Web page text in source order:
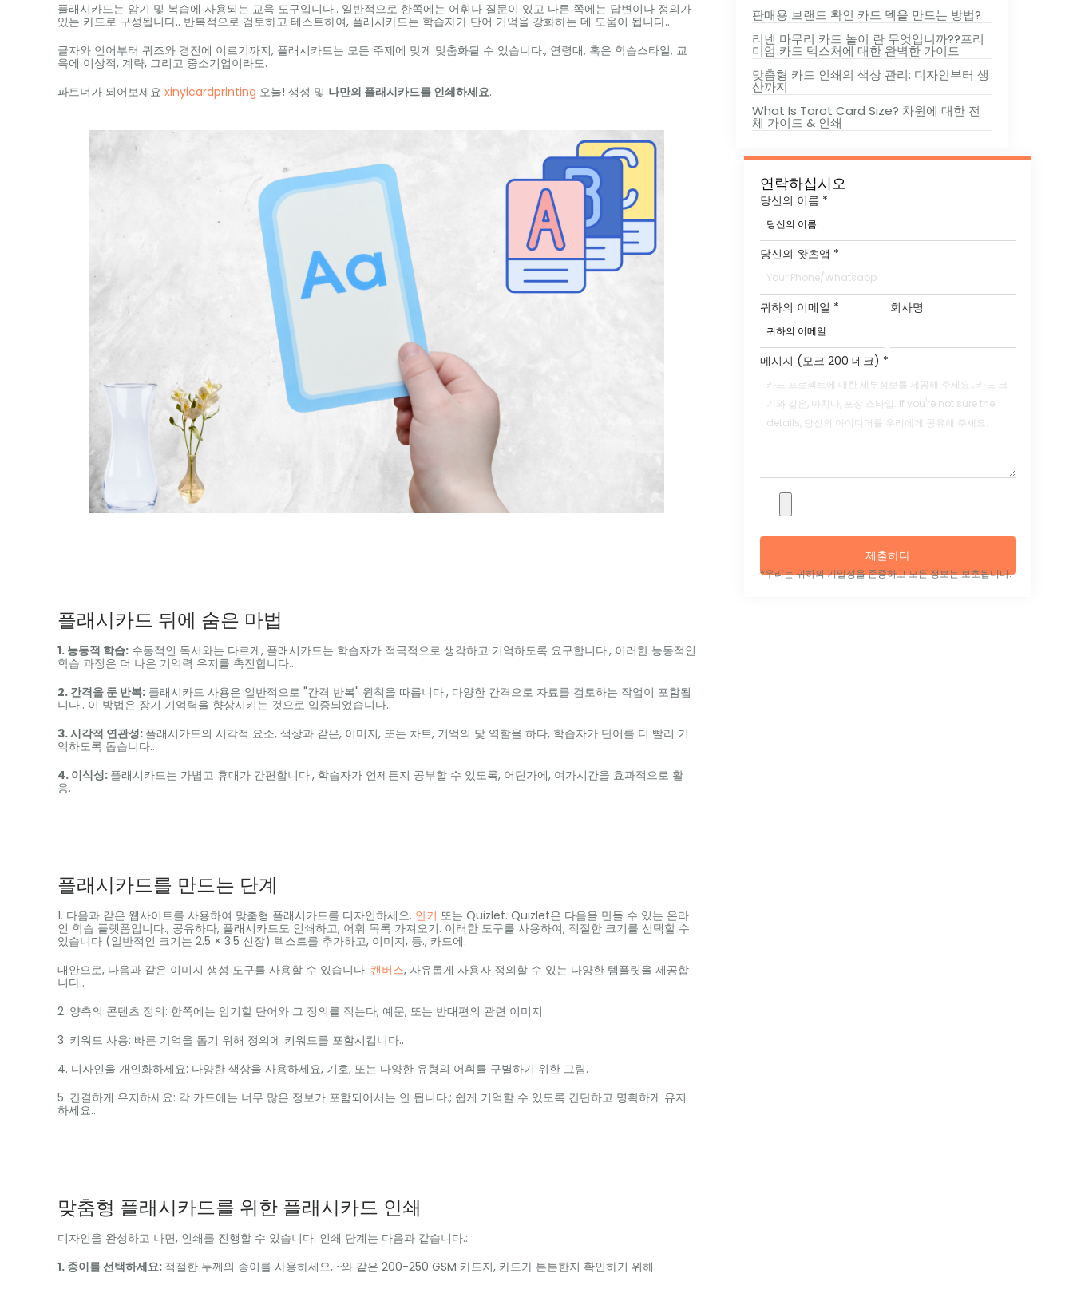
플래시카드는 암기 및 복습에 사용되는 교육 도구입니다.. 일반적으로 한쪽에는 어휘나 질문이 있고 다른 쪽에는 답변이나 정의가
있는 카드로 구성됩니다.. 반복적으로 검토하고 테스트하여, 플래시카드는 학습자가 단어 기억을 강화하는 데 도움이 됩니다..
글자와 언어부터 퀴즈와 경전에 이르기까지, 플래시카드는 모든 주제에 맞게 맞춤화될 수 있습니다., 연령대, 혹은 학습스타일, 교
육에 이상적, 계략, 그리고 중소기업이라도.
파트너가 되어보세요 xinyicardprinting 오늘! 생성 및 나만의 플래시카드를 인쇄하세요.
플래시카드 뒤에 숨은 마법
1. 능동적 학습: 수동적인 독서와는 다르게, 플래시카드는 학습자가 적극적으로 생각하고 기억하도록 요구합니다., 이러한 능동적인
학습 과정은 더 나은 기억력 유지를 촉진합니다..
2. 간격을 둔 반복: 플래시카드 사용은 일반적으로 "간격 반복" 원칙을 따릅니다., 다양한 간격으로 자료를 검토하는 작업이 포함됩
니다.. 이 방법은 장기 기억력을 향상시키는 것으로 입증되었습니다..
3. 시각적 연관성: 플래시카드의 시각적 요소, 색상과 같은, 이미지, 또는 차트, 기억의 닻 역할을 하다, 학습자가 단어를 더 빨리 기
억하도록 돕습니다..
4. 이식성: 플래시카드는 가볍고 휴대가 간편합니다., 학습자가 언제든지 공부할 수 있도록, 어딘가에, 여가시간을 효과적으로 활
용.
플래시카드를 만드는 단계
1. 다음과 같은 웹사이트를 사용하여 맞춤형 플래시카드를 디자인하세요. 안키 또는 Quizlet. Quizlet은 다음을 만들 수 있는 온라
인 학습 플랫폼입니다., 공유하다, 플래시카드도 인쇄하고, 어휘 목록 가져오기. 이러한 도구를 사용하여, 적절한 크기를 선택할 수
있습니다 (일반적인 크기는 2.5 × 3.5 신장) 텍스트를 추가하고, 이미지, 등., 카드에.
대안으로, 다음과 같은 이미지 생성 도구를 사용할 수 있습니다. 캔버스, 자유롭게 사용자 정의할 수 있는 다양한 템플릿을 제공합
니다..
2. 양측의 콘텐츠 정의: 한쪽에는 암기할 단어와 그 정의를 적는다, 예문, 또는 반대편의 관련 이미지.
3. 키워드 사용: 빠른 기억을 돕기 위해 정의에 키워드를 포함시킵니다..
4. 디자인을 개인화하세요: 다양한 색상을 사용하세요, 기호, 또는 다양한 유형의 어휘를 구별하기 위한 그림.
5. 간결하게 유지하세요: 각 카드에는 너무 많은 정보가 포함되어서는 안 됩니다.; 쉽게 기억할 수 있도록 간단하고 명확하게 유지
하세요..
맞춤형 플래시카드를 위한 플래시카드 인쇄
디자인을 완성하고 나면, 인쇄를 진행할 수 있습니다. 인쇄 단계는 다음과 같습니다.:
1. 종이를 선택하세요: 적절한 두께의 종이를 사용하세요, ~와 같은 200-250 GSM 카드지, 카드가 튼튼한지 확인하기 위해.
판매용 브랜드 확인 카드 덱을 만드는 방법?
리넨 마무리 카드 놀이 란 무엇입니까??프리
미엄 카드 텍스처에 대한 완벽한 가이드
맞춤형 카드 인쇄의 색상 관리: 디자인부터 생
산까지
What Is Tarot Card Size? 차원에 대한 전
체 가이드 & 인쇄
연락하십시오
당신의 이름 *
당신의 왓츠앱 *
귀하의 이메일 * 회사명
메시지 (모크 200 데크) *
제출하다
*우리는 귀하의 기밀성을 존중하고 모든 정보는 보호됩니다.